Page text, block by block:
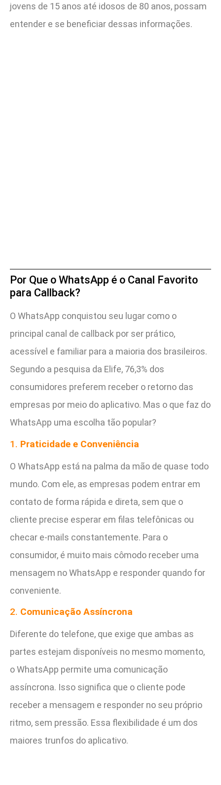
jovens de 15 anos até idosos de 80 anos, possam
entender e se beneficiar dessas informações.
Por Que o WhatsApp é o Canal Favorito
para Callback?
O WhatsApp conquistou seu lugar como o
principal canal de callback por ser prático,
acessível e familiar para a maioria dos brasileiros.
Segundo a pesquisa da Elife, 76,3% dos
consumidores preferem receber o retorno das
empresas por meio do aplicativo. Mas o que faz do
WhatsApp uma escolha tão popular?
1. Praticidade e Conveniência
O WhatsApp está na palma da mão de quase todo
mundo. Com ele, as empresas podem entrar em
contato de forma rápida e direta, sem que o
cliente precise esperar em filas telefônicas ou
checar e-mails constantemente. Para o
consumidor, é muito mais cômodo receber uma
mensagem no WhatsApp e responder quando for
conveniente.
2. Comunicação Assíncrona
Diferente do telefone, que exige que ambas as
partes estejam disponíveis no mesmo momento,
o WhatsApp permite uma comunicação
assíncrona. Isso significa que o cliente pode
receber a mensagem e responder no seu próprio
ritmo, sem pressão. Essa flexibilidade é um dos
maiores trunfos do aplicativo.